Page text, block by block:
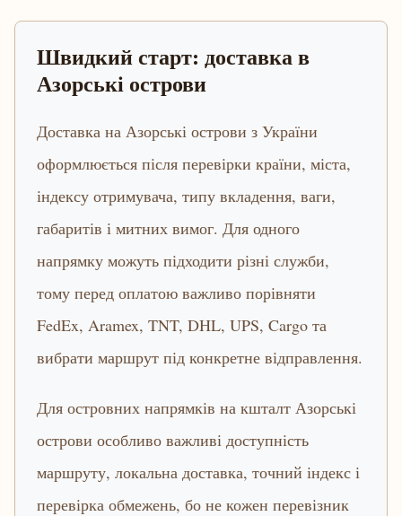
Швидкий старт: доставка в
Азорські острови
Доставка на Азорські острови з України
оформлюється після перевірки країни, міста,
індексу отримувача, типу вкладення, ваги,
габаритів і митних вимог. Для одного
напрямку можуть підходити різні служби,
тому перед оплатою важливо порівняти
FedEx, Aramex, TNT, DHL, UPS, Cargo та
вибрати маршрут під конкретне відправлення.
Для островних напрямків на кшталт Азорські
острови особливо важливі доступність
маршруту, локальна доставка, точний індекс і
перевірка обмежень, бо не кожен перевізник